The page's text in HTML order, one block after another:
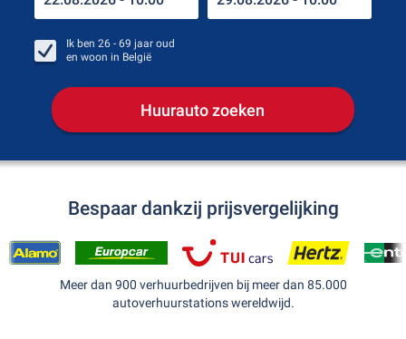
Ik ben 26 - 69 jaar oud
en woon in België
Huurauto zoeken
Bespaar dankzij prijsvergelijking
Meer dan 900 verhuurbedrijven bij meer dan 85.000
autoverhuurstations wereldwijd.